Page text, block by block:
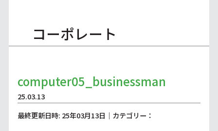
コーポレート
computer05_businessman
25.03.13
最終更新日時: 25年03月13日｜カテゴリー：